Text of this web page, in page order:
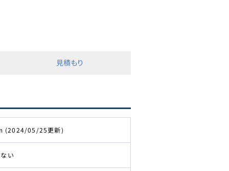
見積もり
(2024/05/25更新)
い